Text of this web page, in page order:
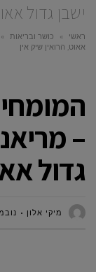
ישבן גדול
ראשי » כושר ובריאות »
אאוט, הרואין שיק אין
–
גדול
מיקי אלון נובמבר